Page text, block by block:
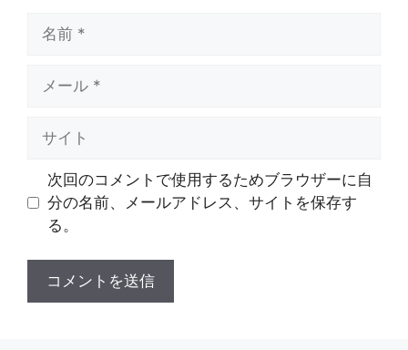
次回のコメントで使用するためブラウザーに自
分の名前、メールアドレス、サイトを保存す
る。